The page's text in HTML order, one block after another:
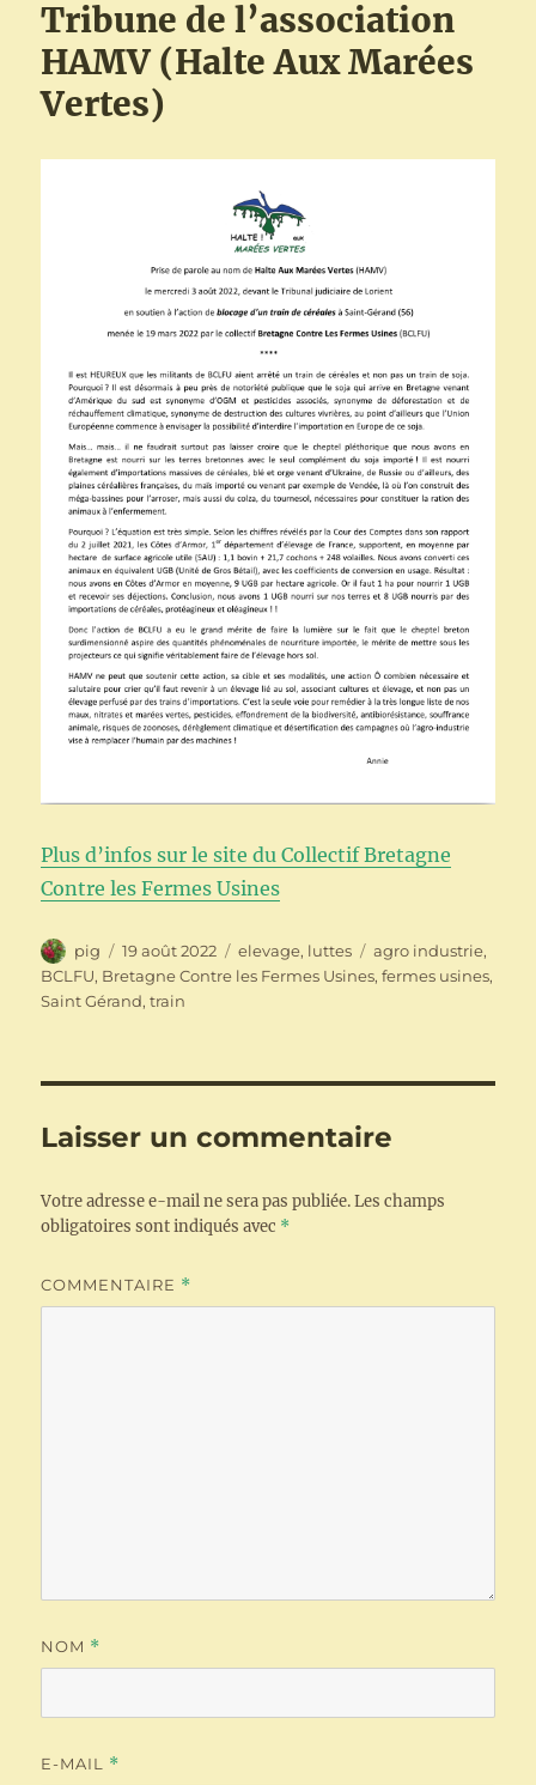
Tribune de l’association
HAMV (Halte Aux Marées
Vertes)
Plus d’infos sur le site du Collectif Bretagne
Contre les Fermes Usines
Auteur
pig
Publié
le
19 août 2022 Catégories
elevage, luttes Étiquettes
agro industrie,
BCLFU, Bretagne Contre les Fermes Usines,fermes usines,
Saint Gérand,train
Laisser un commentaire
Votre adresse e-mail ne sera pas publiée. Les champs
obligatoires sont indiqués avec *
COMMENTAIRE *
NOM *
E-MAIL *